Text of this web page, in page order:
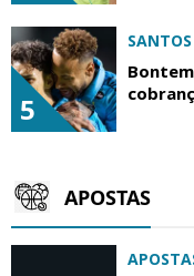
5
SANTOS
APOSTAS